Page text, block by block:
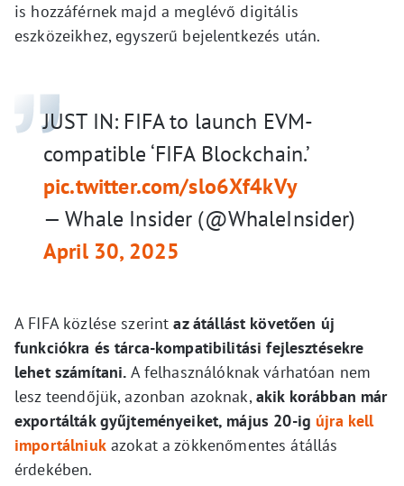
is hozzáférnek majd a meglévő digitális
eszközeikhez, egyszerű bejelentkezés után.
JUST IN: FIFA to launch EVM-
compatible ‘FIFA Blockchain.’
pic.twitter.com/slo6Xf4kVy
— Whale Insider (@WhaleInsider)
April 30, 2025
A FIFA közlése szerint az átállást követően új
funkciókra és tárca-kompatibilitási fejlesztésekre
lehet számítani. A felhasználóknak várhatóan nem
lesz teendőjük, azonban azoknak,akik korábban már
exportálták gyűjteményeiket, május 20-ig újra kell
importálniukazokat a zökkenőmentes átállás
érdekében.